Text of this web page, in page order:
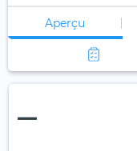
Aperçu
—